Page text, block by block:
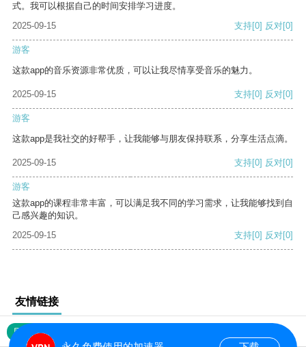
式。我可以根据自己的时间安排学习进度。
2025-09-15
支持[0] 反对[0]
游客
这款app的音乐资源非常优质，可以让我尽情享受音乐的魅力。
2025-09-15 支持[0] 反对[0]
游客
这款app是我社交的好帮手，让我能够与朋友保持联系，分享生活点滴。
2025-09-15 支持[0] 反对[0]
游客
这款app的课程非常丰富，可以满足我不同的学习需求，让我能够找到自
己感兴趣的知识。
2025-09-15
支持[0] 反对[0]
友情链接
网站地图